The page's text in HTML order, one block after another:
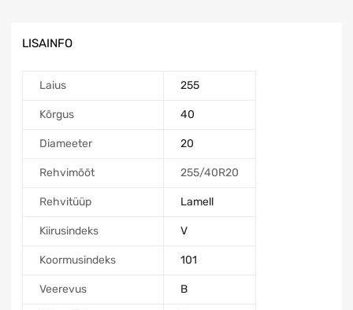
LISAINFO
Laius 255
Kõrgus 40
Diameeter 20
Rehvimõõt 255/40R20
Rehvitüüp Lamell
Kiirusindeks V
Koormusindeks 101
Veerevus B